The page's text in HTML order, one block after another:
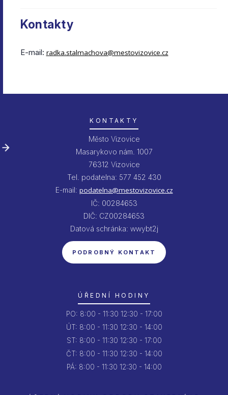
Kontakty
E-mail: radka.stalmachova@mestovizovice.cz
KONTAKTY
Město Vizovice
Masarykovo nám. 1007
76312 Vizovice
Tel. podatelna: 577 452 430
E-mail: podatelna@mestovizovice.cz
IČ: 00284653
DIČ: CZ00284653
Datová schránka: wwybt2j
PODROBNÝ KONTAKT
ÚŘEDNÍ HODINY
PO: 8:00 - 11:30 12:30 - 17:00
ÚT: 8:00 - 11:30 12:30 - 14:00
ST: 8:00 - 11:30 12:30 - 17:00
ČT: 8:00 - 11:30 12:30 - 14:00
PÁ: 8:00 - 11:30 12:30 - 14:00